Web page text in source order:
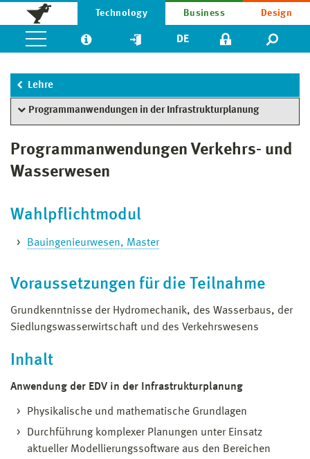
Technology Business Design
DE
Lehre
Programmanwendungen in der Infrastrukturplanung
Programmanwendungen Verkehrs- und
Wasserwesen
Wahlpflichtmodul
Bauingenieurwesen, Master
Voraussetzungen für die Teilnahme
Grundkenntnisse der Hydromechanik, des Wasserbaus, der
Siedlungswasserwirtschaft und des Verkehrswesens
Inhalt
Anwendung der EDV in der Infrastrukturplanung
Physikalische und mathematische Grundlagen
Durchführung komplexer Planungen unter Einsatz
aktueller Modellierungssoftware aus den Bereichen